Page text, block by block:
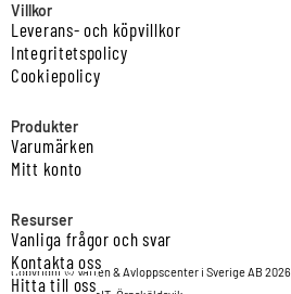
Villkor
Leverans- och köpvillkor
Integritetspolicy
Cookiepolicy
Produkter
Varumärken
Mitt konto
Resurser
Vanliga frågor och svar
Kontakta oss
Hitta till oss
Copyright © Vatten & Avloppscenter i Sverige AB 2026.